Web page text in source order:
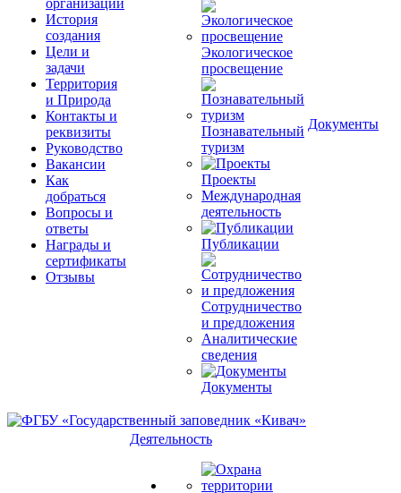
организации
История
создания
Цели и
задачи
Территория
и Природа
Контакты и
реквизиты
Руководство
Вакансии
Как
добраться
Вопросы и
ответы
Награды и
сертификаты
Отзывы
Экологическое
просвещение
Познавательный
туризм
Проекты
Международная
деятельность
Публикации
Сотрудничество
и предложения
Аналитические
сведения
Документы
Документы
Деятельность